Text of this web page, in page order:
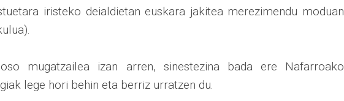
iristeko deialdietan euskara jakitea merezimendu moduan
mugatzailea izan arren, sinestezina bada ere Nafarroako
lege hori behin eta berriz urratzen du.